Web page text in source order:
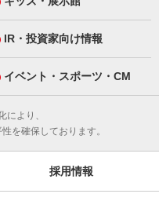
IR・投資家向け情報
イベント・スポーツ・CM
により、
を確保しております。
採用情報